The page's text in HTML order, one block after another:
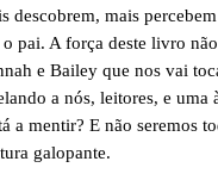
descobrem, mais
pai. A força deste livro
e Bailey que nos vai
a nós, leitores, e uma
a mentir? E não seremos
galopante.